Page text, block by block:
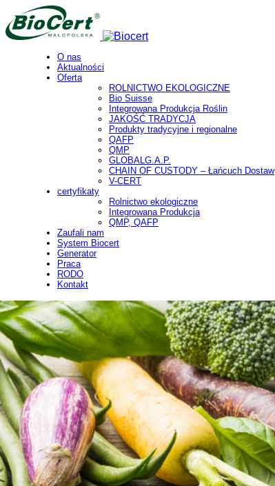
O nas
Aktualności
Oferta
ROLNICTWO EKOLOGICZNE
Bio Suisse
Integrowana Produkcja Roślin
JAKOŚĆ TRADYCJA
Produkty tradycyjne i regionalne
QAFP
QMP
GLOBALG.A.P.
CHAIN OF CUSTODY – Łańcuch Dostaw
V-CERT
certyfikaty
Rolnictwo ekologiczne
Integrowana Produkcja
QMP, QAFP
Zaufali nam
System Biocert
Generator
Praca
RODO
Kontakt